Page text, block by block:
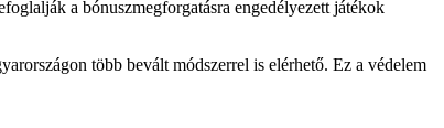
a bónuszmegforgatásra engedélyezett játékok
több bevált módszerrel is elérhető. Ez a védelem